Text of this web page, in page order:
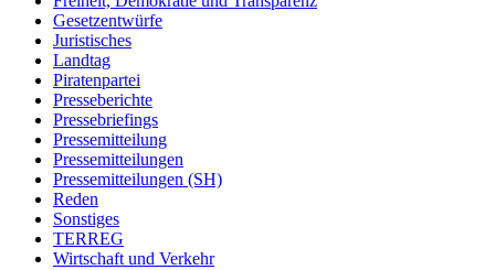
Gesetzentwürfe
Juristisches
Landtag
Piratenpartei
Presseberichte
Pressebriefings
Pressemitteilung
Pressemitteilungen
Pressemitteilungen (SH)
Reden
Sonstiges
TERREG
Wirtschaft und Verkehr